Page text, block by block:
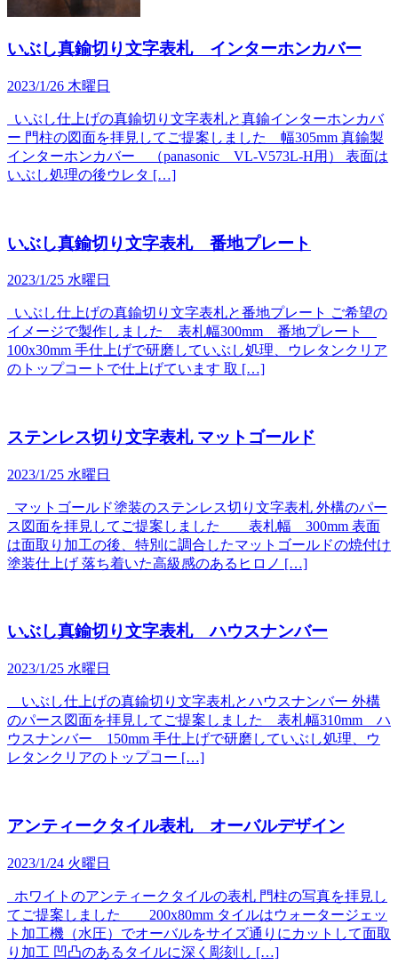
いぶし真鍮切り文字表札 インターホンカバー
2023/1/26 木曜日
いぶし仕上げの真鍮切り文字表札と真鍮インターホンカバ
ー 門柱の図面を拝見してご提案しました 幅305mm 真鍮製
インターホンカバー （panasonic VL-V573L-H用） 表面は
いぶし処理の後ウレタ […]
いぶし真鍮切り文字表札 番地プレート
2023/1/25 水曜日
いぶし仕上げの真鍮切り文字表札と番地プレート ご希望の
イメージで製作しました 表札幅300mm 番地プレート
100x30mm 手仕上げで研磨していぶし処理、ウレタンクリア
のトップコートで仕上げています 取 […]
ステンレス切り文字表札 マットゴールド
2023/1/25 水曜日
マットゴールド塗装のステンレス切り文字表札 外構のパー
ス図面を拝見してご提案しました 表札幅 300mm 表面
は面取り加工の後、特別に調合したマットゴールドの焼付け
塗装仕上げ 落ち着いた高級感のあるヒロノ […]
いぶし真鍮切り文字表札 ハウスナンバー
2023/1/25 水曜日
いぶし仕上げの真鍮切り文字表札とハウスナンバー 外構
のパース図面を拝見してご提案しました 表札幅310mm ハ
ウスナンバー 150mm 手仕上げで研磨していぶし処理、ウ
レタンクリアのトップコー […]
アンティークタイル表札 オーバルデザイン
2023/1/24 火曜日
ホワイトのアンティークタイルの表札 門柱の写真を拝見し
てご提案しました 200x80mm タイルはウォータージェッ
ト加工機（水圧）でオーバルをサイズ通りにカットして面取
り加工 凹凸のあるタイルに深く彫刻し […]